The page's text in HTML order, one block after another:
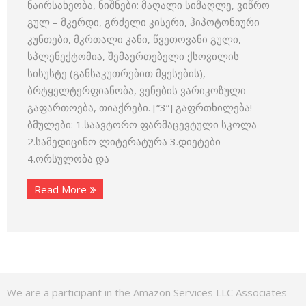
ნაირსახეობა, ნიშნები: მაღალი სიმაღლე, ვიწრო
გულ – მკერდი, გრძელი კისერი, ჰიპოტონიური
კუნთები, მკრთალი კანი, წვეთოვანი გული,
სპლენექტომია, შემაერთებელი ქსოვილის
სისუსტე (განსაკუთრებით მყესების),
ბრტყელტერფიანობა, ვენების ვარიკოზული
გაფართოება, თიაქრები. [“3”] გაფრთხილება!
ბმულები: 1.საავტორო ფარმაცევტული სკოლა
2.სამედიცინო ლიტერატურა 3.დიეტები
4.ორსულობა და
Read More
We are a participant in the Amazon Services LLC Associates